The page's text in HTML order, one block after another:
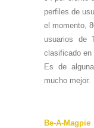
perfiles de
el momento,
usuarios de
clasificado en
Es de
mucho mejor.
Be-A-Magpie